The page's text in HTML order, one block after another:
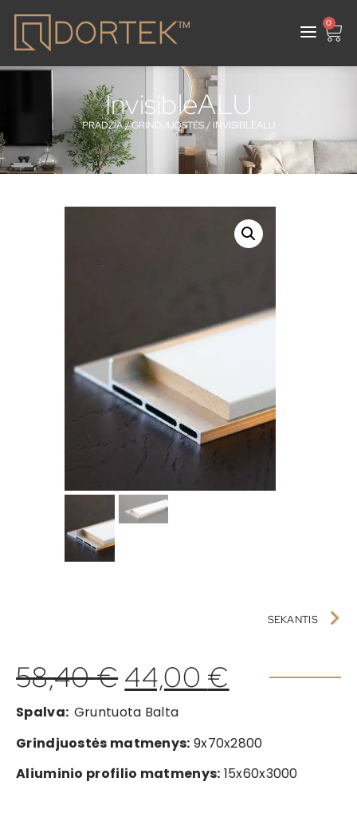
0
InvisibleALU
PRADŽIA/GRINDJUOSTĖS/ INVISIBLEALU
SEKANTIS
58,40€44,00 €
Spalva: Gruntuota Balta
Grindjuostės matmenys: 9x70x2800
Aliuminio profilio matmenys: 15x60x3000